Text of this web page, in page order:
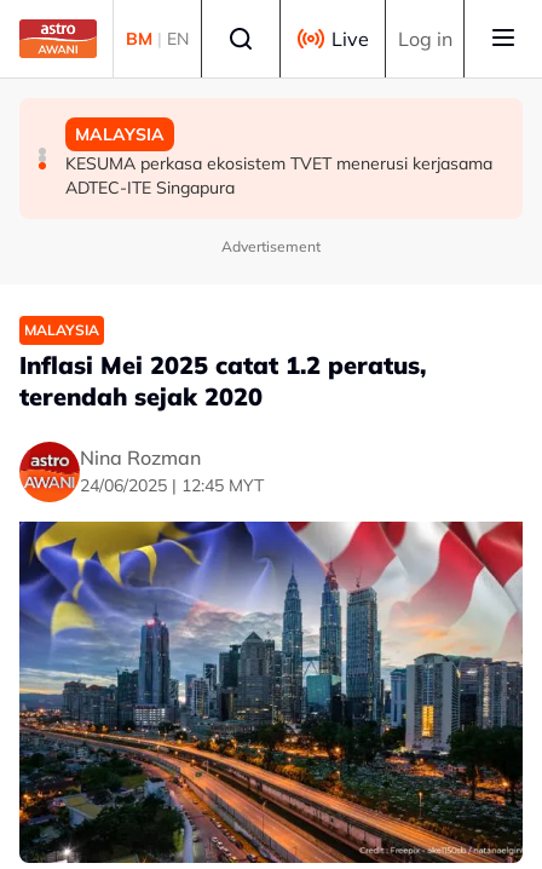
Skip to main content
BM | EN Live Log in
MALAYSIA
Isu penempatan 40 tahun selesai, 120 keluarga di
Sungkai dan Kuala Bikam terima geran tanah
MALAYSIA
KESUMA perkasa ekosistem TVET menerusi kerjasama
ADTEC-ITE Singapura
MALAYSIA
PDRM nafi kenyataan palsu dikaitkan dengan
Pemangku Timbalan Ketua Polis Negara
Advertisement
MALAYSIA
Inflasi Mei 2025 catat 1.2 peratus,
terendah sejak 2020
Nina Rozman
24/06/2025 | 12:45 MYT